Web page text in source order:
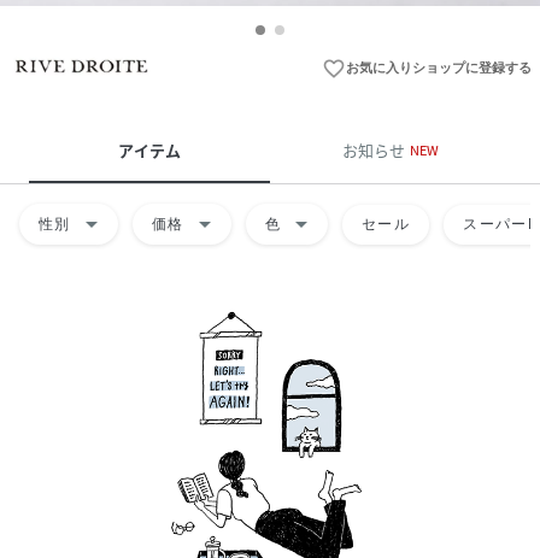
favorite_borderお気に入りショップに登録する
アイテム お知らせ NEW
性別 arrow_drop_down 価格 arrow_drop_down 色 arrow_drop_down セール スーパー